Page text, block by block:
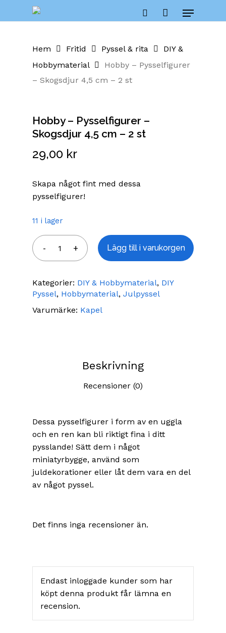
Menu
Cart
Hem Fritid Pyssel & rita
DIY &
Hobbymaterial
Hobby – Pysselfigurer
– Skogsdjur 4,5 cm – 2 st
Hobby – Pysselfigurer –
Skogsdjur 4,5 cm – 2 st
29,00 kr
Skapa något fint med dessa
pysselfigurer!
11 i lager
Lägg till i varukorgen
Kategorier: DIY & Hobbymaterial, DIY
Pyssel, Hobbymaterial, Julpyssel
Varumärke: Kapel
Beskrivning
Recensioner (0)
Dessa pysselfigurer i form av en uggla
och en ren kan bli riktigt fina i ditt
pysslande! Sätt dem i något
miniatyrbygge, använd som
juldekorationer eller låt dem vara en del
av något pyssel.
Det finns inga recensioner än.
Endast inloggade kunder som har
köpt denna produkt får lämna en
recension.